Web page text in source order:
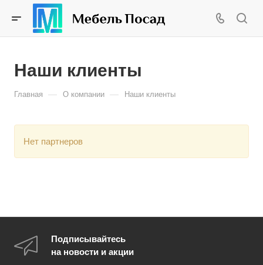
Наши клиенты
Главная — О компании — Наши клиенты
Нет партнеров
Подписывайтесь
на новости и акции